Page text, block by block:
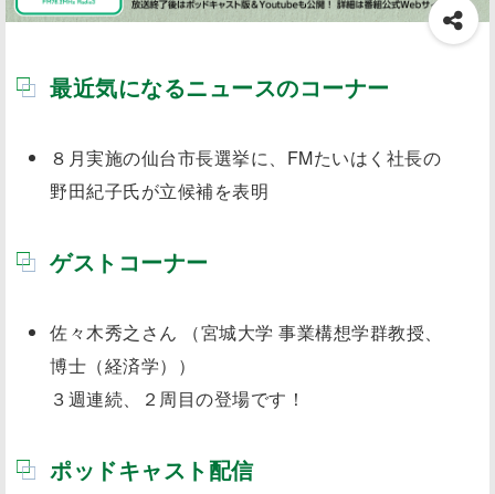
最近気になるニュースのコーナー
８月実施の仙台市長選挙に、FMたいはく社長の
野田紀子氏が立候補を表明
ゲストコーナー
佐々木秀之さん （宮城大学 事業構想学群教授、
博士（経済学））
３週連続、２周目の登場です！
ポッドキャスト配信